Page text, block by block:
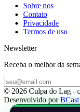
Sobre nos
Contato
Privacidade
Termos de uso
Newsletter
Receba o melhor da
© 2026 Culpa do Lag -
Desenvolvido por